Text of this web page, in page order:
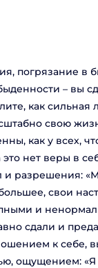
погрязание в
– вы
как сильная
свою
как у всех,
это нет веры в
и разрешения:
свои
и
сдали и
к себе,
ощущением: «Я